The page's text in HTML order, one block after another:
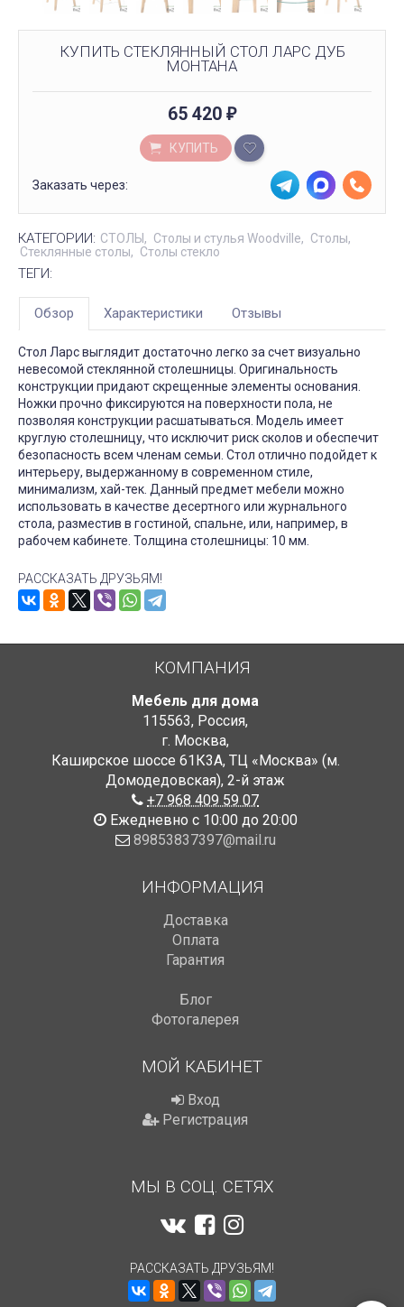
КУПИТЬ СТЕКЛЯННЫЙ СТОЛ ЛАРС ДУБ
МОНТАНА
65 420 ₽
КУПИТЬ
Заказать через:
КАТЕГОРИИ: СТОЛЫ Столы и стулья Woodville
Столы
Стеклянные столы
Столы стекло
ТЕГИ:
Обзор Характеристики Отзывы
Стол Ларс выглядит достаточно легко за счет визуально
невесомой стеклянной столешницы. Оригинальность
конструкции придают скрещенные элементы основания.
Ножки прочно фиксируются на поверхности пола, не
позволяя конструкции расшатываться. Модель имеет
круглую столешницу, что исключит риск сколов и обеспечит
безопасность всем членам семьи. Стол отлично подойдет к
интерьеру, выдержанному в современном стиле,
минимализм, хай-тек. Данный предмет мебели можно
использовать в качестве десертного или журнального
стола, разместив в гостиной, спальне, или, например, в
рабочем кабинете. Толщина столешницы: 10 мм.
РАССКАЗАТЬ ДРУЗЬЯМ!
КОМПАНИЯ
Мебель для дома
115563, Россия,
г. Москва,
Каширское шоссе 61К3А, ТЦ «Москва» (м.
Домодедовская), 2-й этаж
+7 968 409 59 07
Ежедневно с 10:00 до 20:00
89853837397@mail.ru
ИНФОРМАЦИЯ
Доставка
Оплата
Гарантия
Блог
Фотогалерея
МОЙ КАБИНЕТ
Вход
Регистрация
МЫ В СОЦ. СЕТЯХ
РАССКАЗАТЬ ДРУЗЬЯМ!